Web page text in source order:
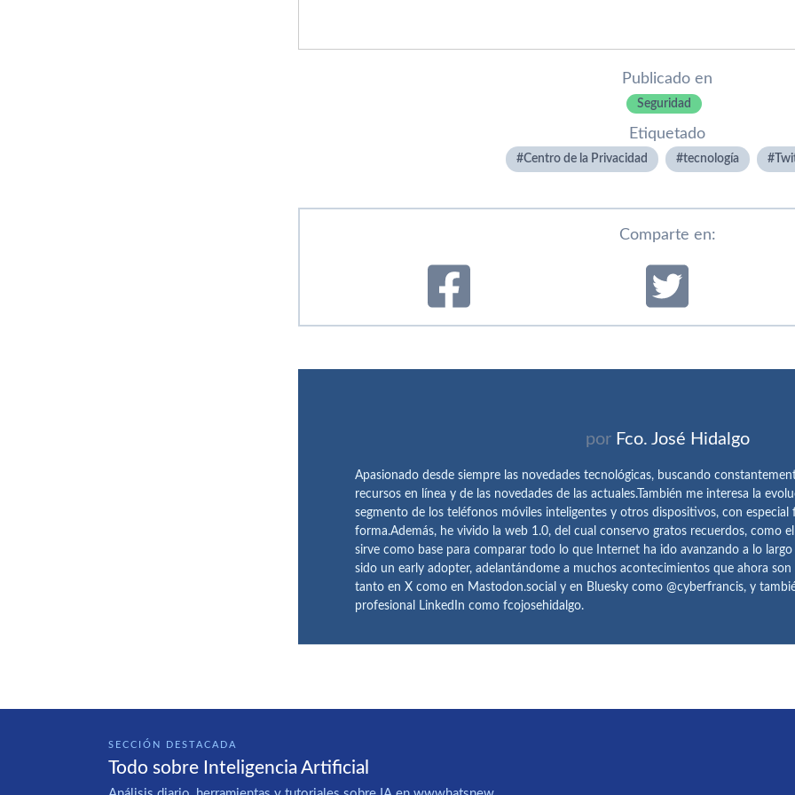
Publicado en
Seguridad
Etiquetado
Centro de la Privacidad tecnologí­a
Comparte en:
por Fco. José Hidalgo
Apasionado desde siempre las novedades tecnológicas, buscando
recursos en línea y de las novedades de las actuales.También me interesa la
segmento de los teléfonos móviles inteligentes y otros dispositivos, con
forma.Además, he vivido la web 1.0, del cual conservo gratos recuerdos, como
sirve como base para comparar todo lo que Internet ha ido avanzando a lo largo
sido un early adopter, adelantándome a muchos acontecimientos que ahora
tanto en X como en Mastodon.social y en Bluesky como @cyberfrancis, y
profesional LinkedIn como fcojosehidalgo.
SECCIÓN DESTACADA
Todo sobre Inteligencia Artificial